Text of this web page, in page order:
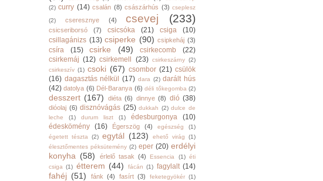
(2) curry (14) csalán (8) császárhús (3) cseplesz
(2)
cseresznye (4) csevej (233)
csicseriborsó (7) csicsóka (21) csiga
(10)
csillagánizs (13) csiperke (90) csipkeháj (3)
csíra (15) csirke (49) csirkecomb
(22)
csirkemáj (12) csirkemell (23) csirkeszárny (2)
csirkeszív (1) csoki (67) csombor (21) csülök
(16) dagasztás nélkül (17) dara (2) darált hús
(42) datolya (6) Dél-Baranya (6) déli tőkegomba (2)
desszert (167) diéta (6) dinnye (8) dió (38)
dióolaj (6) disznóvágás (25) dukkah (2) dulce de
leche
(1) durum liszt (1) édesburgonya
(10)
édeskömény (16) Égerszög (4) egészség
(1)
égetett tészta
(2) egytál (123) ehető virág
(1)
élesztőmentes péksütemény (2) eper (20) erdélyi
konyha (58) érlelő tasak (4) Essencia (1) éti
csiga (1) étterem (44) fácán (1) fagylalt (14)
fahéj (51) fánk (4) fasírt (3) feketegyökér (1)